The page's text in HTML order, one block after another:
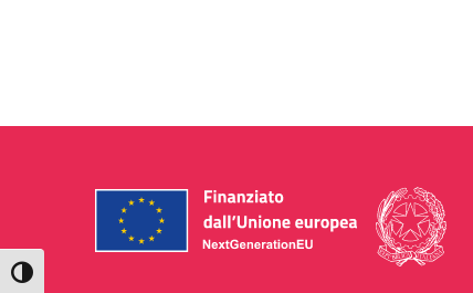
Attiva/disattiva alto contrasto